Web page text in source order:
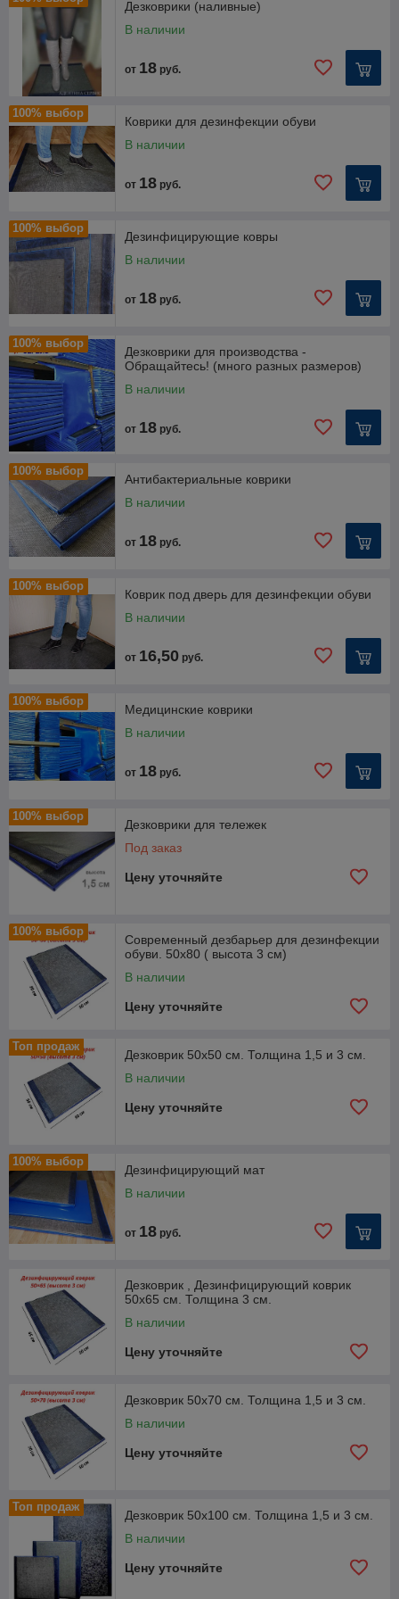
Дезковрики (наливные)
В наличии
от 18 руб.
100% выбор
Коврики для дезинфекции обуви
В наличии
от 18 руб.
100% выбор
Дезинфицирующие ковры
В наличии
от 18 руб.
100% выбор
Дезковрики для производства -
Обращайтесь! (много разных размеров)
В наличии
от 18 руб.
100% выбор
Антибактериальные коврики
В наличии
от 18 руб.
100% выбор
Коврик под дверь для дезинфекции обуви
В наличии
от 16,50 руб.
100% выбор
Медицинские коврики
В наличии
от 18 руб.
100% выбор
Дезковрики для тележек
Под заказ
Цену уточняйте
100% выбор
Современный дезбарьер для дезинфекции
обуви. 50х80 ( высота 3 см)
В наличии
Цену уточняйте
Топ продаж
Дезковрик 50х50 см. Толщина 1,5 и 3 см.
В наличии
Цену уточняйте
100% выбор
Дезинфицирующий мат
В наличии
от 18 руб.
Дезковрик , Дезинфицирующий коврик
50х65 см. Толщина 3 см.
В наличии
Цену уточняйте
Дезковрик 50х70 см. Толщина 1,5 и 3 см.
В наличии
Цену уточняйте
Топ продаж
Дезковрик 50х100 см. Толщина 1,5 и 3 см.
В наличии
Цену уточняйте